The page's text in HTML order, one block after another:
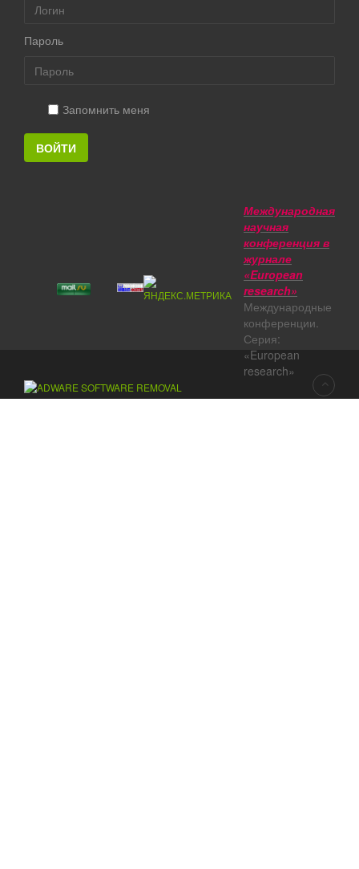
Пароль
Запомнить меня
ВОЙТИ
Международная
научная
конференция в
журнале
«European
research»
Международные
конференции.
Серия:
«European
research»